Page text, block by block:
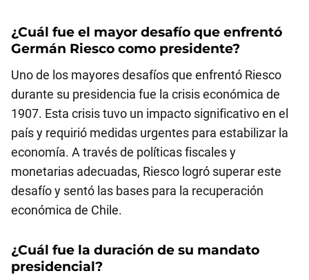
¿Cuál fue el mayor desafío que enfrentó
Germán Riesco como presidente?
Uno de los mayores desafíos que enfrentó Riesco
durante su presidencia fue la crisis económica de
1907. Esta crisis tuvo un impacto significativo en el
país y requirió medidas urgentes para estabilizar la
economía. A través de políticas fiscales y
monetarias adecuadas, Riesco logró superar este
desafío y sentó las bases para la recuperación
económica de Chile.
¿Cuál fue la duración de su mandato
presidencial?